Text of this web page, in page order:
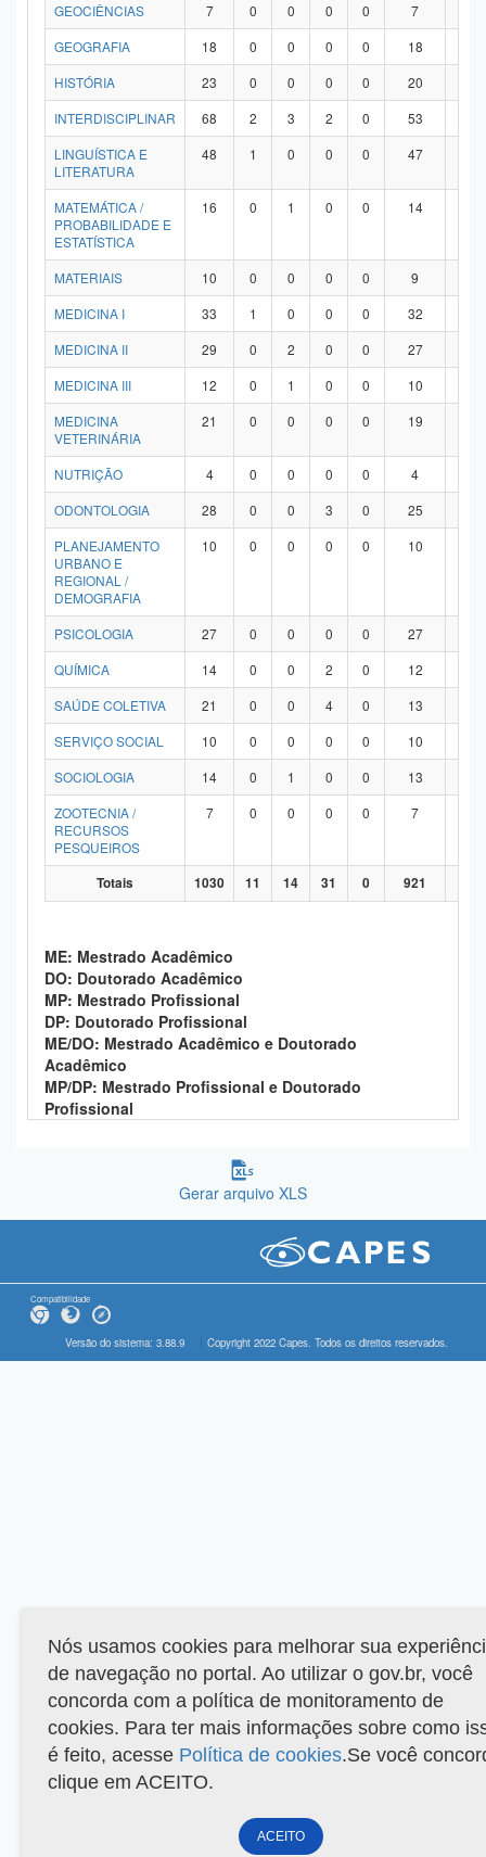
GEOCIÊNCIAS
7 0 0 0 0 7
GEOGRAFIA
18 0 0 0 0 18
HISTÓRIA
23 0 0 0 0 20
INTERDISCIPLINAR
68 2 3 2 0 53
LINGUÍSTICA E
LITERATURA
48 1 0 0 0 47
MATEMÁTICA /
PROBABILIDADE E
ESTATÍSTICA
16 0 1 0 0 14
MATERIAIS 10 0 0 0 0 9
MEDICINA I
33 1 0 0 0 32
MEDICINA II
29 0 2 0 0 27
MEDICINA III
12 0 1 0 0 10
MEDICINA
VETERINÁRIA
21 0 0 0 0 19
NUTRIÇÃO 4 0 0 0 0 4
ODONTOLOGIA
28 0 0 3 0 25
PLANEJAMENTO
URBANO E
REGIONAL /
DEMOGRAFIA
10 0 0 0 0 10
PSICOLOGIA 27 0 0 0 0 27
QUÍMICA
14 0 0 2 0 12
SAÚDE COLETIVA
21 0 0 4 0 13
SERVIÇO SOCIAL
10 0 0 0 0 10
SOCIOLOGIA
14 0 1 0 0 13
ZOOTECNIA /
RECURSOS
PESQUEIROS
7 0 0 0 0 7
Totais 1030 11 14 31 0 921
ME: Mestrado Acadêmico
DO: Doutorado Acadêmico
MP: Mestrado Profissional
DP: Doutorado Profissional
ME/DO: Mestrado Acadêmico e Doutorado
Acadêmico
MP/DP: Mestrado Profissional e Doutorado
Profissional
Gerar arquivo XLS
Compatibilidade
Versão do sistema: 3.88.9 Copyright 2022 Capes. Todos os direitos reservados.
Nós usamos cookies para melhorar sua
de navegação no portal. Ao utilizar o gov.br, você
concorda com a política de monitoramento de
cookies. Para ter mais informações sobre como
é feito, acesse Política de cookies.Se você
clique em ACEITO.
ACEITO